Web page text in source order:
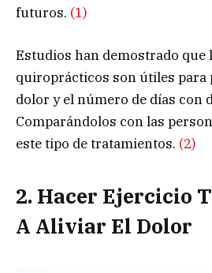
futuros. (1)
Estudios han demostrado que
quiroprácticos son útiles para
dolor y el número de días con
Comparándolos con las
este tipo de tratamientos. (2)
2. Hacer Ejercicio
A Aliviar El Dolor